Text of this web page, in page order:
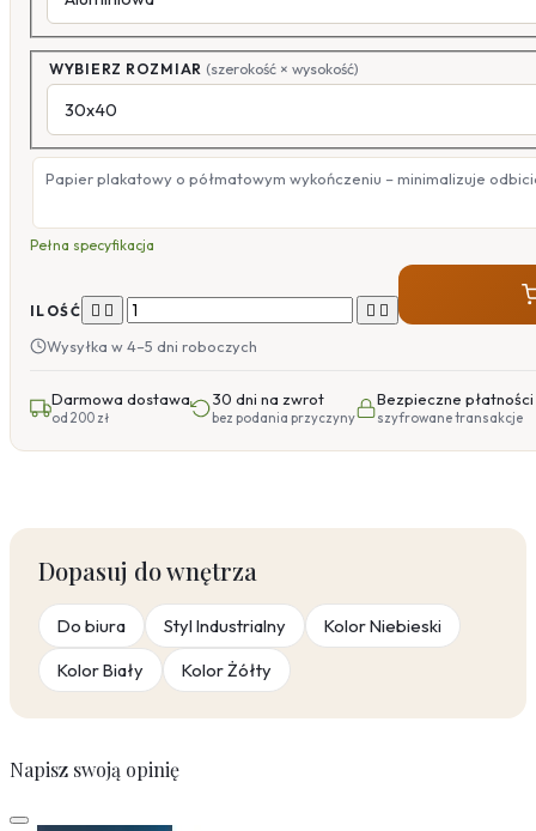
WYBIERZ ROZMIAR (szerokość × wysokość)
Papier plakatowy o półmatowym wykończeniu – minimalizuje
Pełna specyfikacja
ILOŚĆ    
Wysyłka w 4–5 dni roboczych
Darmowa dostawa
od 200 zł
30 dni na zwrot
bez podania przyczyny
Bezpieczne płatności
szyfrowane transakcje
Dopasuj do wnętrza
Do biura Styl Industrialny
Kolor Niebieski
Kolor Biały
Kolor Żółty
Napisz swoją opinię